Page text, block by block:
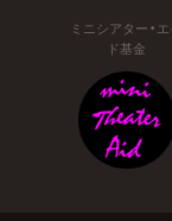
ミニシアター・エ
ド基金